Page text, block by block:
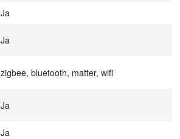
Ja
Ja
zigbee, bluetooth, matter, wifi
Ja
Ja